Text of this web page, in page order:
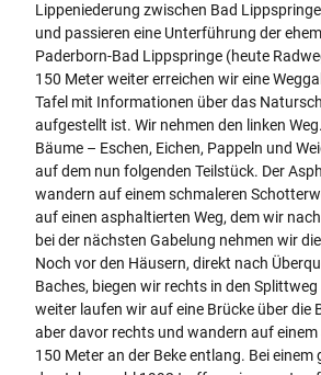
Lippeniederung zwischen Bad
und passieren eine Unterführung der
Paderborn-Bad Lippspringe (heute
150 Meter weiter erreichen wir eine
Tafel mit Informationen über das
aufgestellt ist. Wir nehmen den linken
Bäume – Eschen, Eichen, Pappeln und
auf dem nun folgenden Teilstück. Der
wandern auf einem schmaleren
auf einen asphaltierten Weg, dem wir
bei der nächsten Gabelung nehmen wir
Noch vor den Häusern, direkt nach
Baches, biegen wir rechts in den
weiter laufen wir auf eine Brücke über die
aber davor rechts und wandern auf
150 Meter an der Beke entlang. Bei einem